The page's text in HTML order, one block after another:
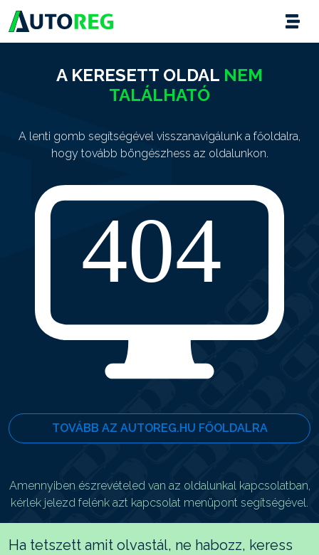
A KERESETT OLDAL NEM
TALÁLHATÓ
A lenti gomb segítségével visszanavigálunk a főoldalra,
hogy tovább böngészhess az oldalunkon.
TOVÁBB AZ AUTOREG.HU FŐOLDALRA
Amennyiben észrevételed van az oldalunkal kapcsolatban,
kérlek jelezd felénk azt kapcsolat menüpont segítségével.
Ha tetszett amit olvastál, ne habozz, keress